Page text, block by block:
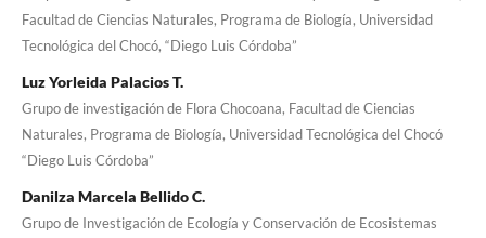
Facultad de Ciencias Naturales, Programa de Biología, Universidad
Tecnológica del Chocó, “Diego Luis Córdoba”
Luz Yorleida Palacios T.
Grupo de investigación de Flora Chocoana, Facultad de Ciencias
Naturales, Programa de Biología, Universidad Tecnológica del Chocó
“Diego Luis Córdoba”
Danilza Marcela Bellido C.
Grupo de Investigación de Ecología y Conservación de Ecosistemas